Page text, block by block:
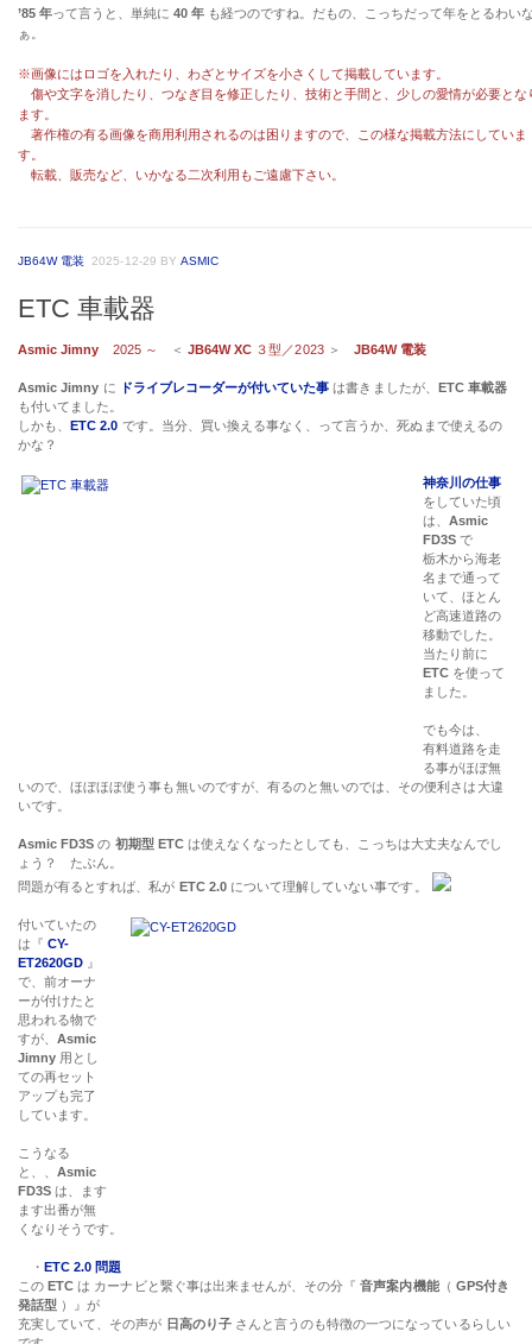
’85 年って言うと、単純に 40 年 も経つのですね。だもの、こっちだって年をとるわい
ぁ。
※画像にはロゴを入れたり、わざとサイズを小さくして掲載しています。
傷や文字を消したり、つなぎ目を修正したり、技術と手間と、少しの愛情が必要とな
ます。
著作権の有る画像を商用利用されるのは困りますので、この様な掲載方法にしていま
す。
転載、販売など、いかなる二次利用もご遠慮下さい。
JB64W 電装 2025-12-29 BY ASMIC
ETC 車載器
Asmic Jimny 2025 ～ ＜ JB64W XC ３型／2023＞ JB64W 電装
Asmic Jimny に ドライブレコーダーが付いていた事 は書きましたが、
ETC 車載器
も付いてました。
しかも、
ETC 2.0 です。当分、買い換える事なく、って言うか、死ぬまで使えるの
かな？
神奈川の仕事
をしていた頃
は、Asmic
FD3S で
栃木から海老
名まで通って
いて、ほとん
ど高速道路の
移動でした。
当たり前に
ETC を使って
ました。
でも今は、
有料道路を走
る事がほぼ無
いので、ほぼほぼ使う事も無いのですが、有るのと無いのでは、その便利さは大違
いです。
Asmic FD3S の 初期型 ETCは使えなくなったとしても、こっちは大丈夫なんでし
ょう？ たぶん。
問題が有るとすれば、私が ETC 2.0について理解していない事です。
付いていたの
は『CY-
ET2620GD 』
で、前オーナ
ーが付けたと
思われる物で
すが、Asmic
Jimny 用とし
ての再セット
アップも完了
しています。
こうなる
と、、Asmic
FD3S は、ます
ます出番が無
くなりそうです。
・ ETC 2.0 問題
この ETC は カーナビと繋ぐ事は出来ませんが、その分『音声案内機能（ GPS付き
発話型 ）』が
充実していて、その声が 日高のり子さんと言うのも特徴の一つになっているらしい